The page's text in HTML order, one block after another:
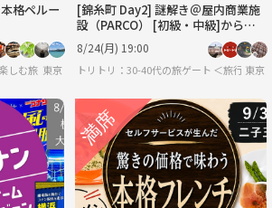
格ペルー
しむ旅 in Tokyo〜
東京
[錦糸町 Day2] 謎解き＠屋内商業施
設（PARCO） [初級・中級]から難
易度選択できます
8/24(月) 19:00
トリトリ：30-40代の旅ゲート ＜旅行・世
東京